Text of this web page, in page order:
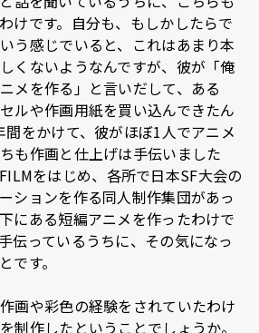
けです。自分も、もしかしたらで
う感じでいると、これはあまり本
くないようなんですが、彼が「俺
メを作る」と言いだして、ある
ルや作画用紙を買い込んできたん
間をかけて、彼がほぼ1人でアニメ
も作画と仕上げは手伝いました
をはじめ、各所で日本SF大会の
ションを作る同人制作集団があっ
にある短編アニメを作ったわけで
伝っているうちに、その気になっ
です。
画や彩色の経験をされていたわけ
制作したということでしょうか。